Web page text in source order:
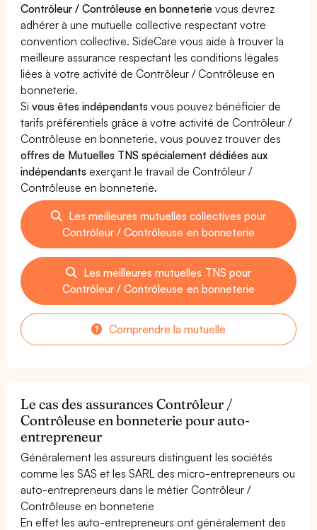
Contrôleur / Contrôleuse en bonneterie vous devrez
adhérer à une mutuelle collective respectant votre
convention collective. SideCare vous aide à trouver la
meilleure assurance respectant les conditions légales
liées à votre activité de Contrôleur / Contrôleuse en
bonneterie.
Sivous êtes indépendants vous pouvez bénéficier de
tarifs préférentiels grâce à votre activité de Contrôleur /
Contrôleuse en bonneterie, vous pouvez trouver des
offres de Mutuelles TNS spécialement dédiées aux
indépendants exerçant le travail de Contrôleur /
Contrôleuse en bonneterie.
Les meilleures mutuelles collectives pour
Contrôleur / Contrôleuse en bonneterie
Les meilleures mutuelles TNS pour
Contrôleur / Contrôleuse en bonneterie
Comprendre la mutuelle
Le cas des assurances Contrôleur /
Contrôleuse en bonneterie pour auto-
entrepreneur
Généralement les assureurs distinguent les sociétés
comme les SAS et les SARL des micro-entrepreneurs ou
auto-entrepreneurs dans le métier Contrôleur /
Contrôleuse en bonneterie
En effet les auto-entrepreneurs ont généralement des